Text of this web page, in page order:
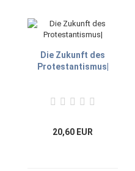
Die Zukunft des
Protestantismus|
20,60 EUR